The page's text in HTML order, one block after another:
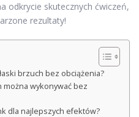
odkrycie skutecznych ćwiczeń,
rezultaty!
brzuch bez obciążenia?
można wykonywać bez
dla najlepszych efektów?